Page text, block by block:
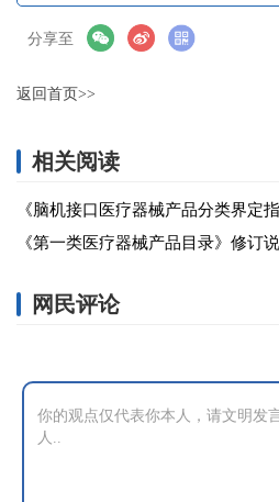
分享至
返回首页>>
相关阅读
《脑机接口医疗器械产品分类界定
《第一类医疗器械产品目录》修订
网民评论